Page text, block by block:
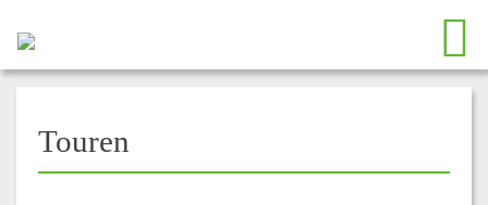
Touren